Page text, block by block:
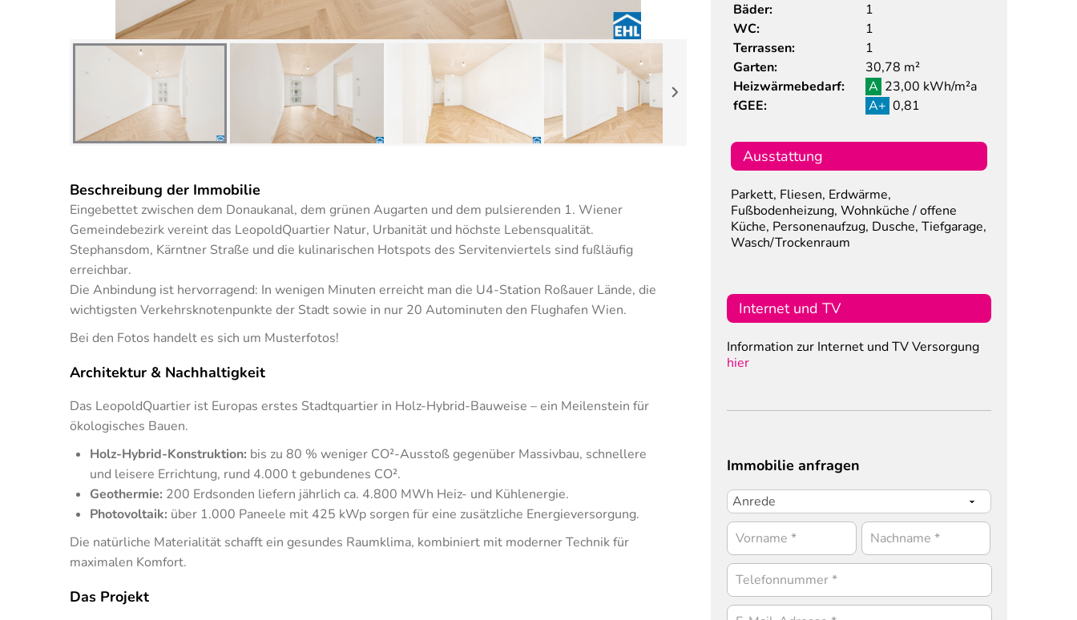
Beschreibung der Immobilie
Eingebettet zwischen dem Donaukanal, dem grünen Augarten und dem pulsierenden 1. Wiener
Gemeindebezirk vereint das LeopoldQuartier Natur, Urbanität und höchste Lebensqualität.
Stephansdom, Kärntner Straße und die kulinarischen Hotspots des Servitenviertels sind fußläufig
erreichbar.
Die Anbindung ist hervorragend: In wenigen Minuten erreicht man die U4-Station Roßauer Lände, die
wichtigsten Verkehrsknotenpunkte der Stadt sowie in nur 20 Autominuten den Flughafen Wien.
Bei den Fotos handelt es sich um Musterfotos!
Architektur & Nachhaltigkeit
Das LeopoldQuartier ist Europas erstes Stadtquartier in Holz-Hybrid-Bauweise – ein Meilenstein für
ökologisches Bauen.
Holz-Hybrid-Konstruktion: bis zu 80 % weniger CO²-Ausstoß gegenüber Massivbau, schnellere
und leisere Errichtung, rund 4.000 t gebundenes CO².
Geothermie: 200 Erdsonden liefern jährlich ca. 4.800 MWh Heiz- und Kühlenergie.
Photovoltaik: über 1.000 Paneele mit 425 kWp sorgen für eine zusätzliche Energieversorgung.
Die natürliche Materialität schafft ein gesundes Raumklima, kombiniert mit moderner Technik für
maximalen Komfort.
Das Projekt
Bäder:
1
WC:
1
Terrassen:
1
Garten:
30,78 m²
Heizwärmebedarf:
A 23,00 kWh/m²a
fGEE:
A+ 0,81
Ausstattung
Parkett, Fliesen, Erdwärme,
Fußbodenheizung, Wohnküche / offene
Küche, Personenaufzug, Dusche, Tiefgarage,
Wasch/Trockenraum
Internet und TV
Information zur Internet und TV Versorgung
hier
Immobilie anfragen